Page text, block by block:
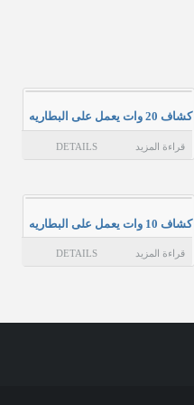
الاتصال كشاف 20 وات يعمل على البطاريه
قراءة المزيد DETAILS
كشاف 10 وات يعمل على البطاريه
قراءة المزيد DETAILS